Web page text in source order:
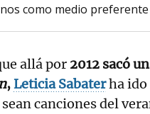
como medio preferente
allá por 2012 sacó
,Leticia Sabaterha
sean canciones del